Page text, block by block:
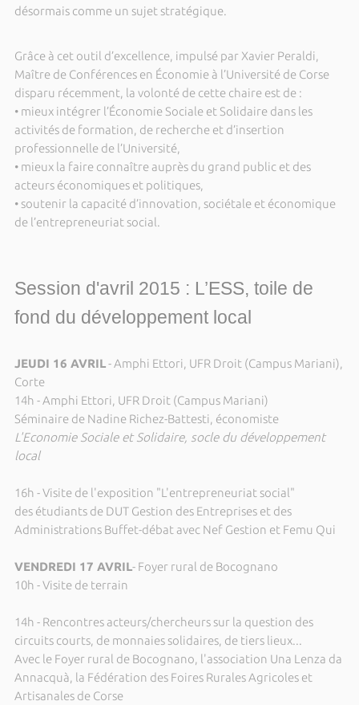
désormais comme un sujet stratégique.
Grâce à cet outil d’excellence, impulsé par Xavier Peraldi,
Maître de Conférences en Économie à l’Université de Corse
disparu récemment, la volonté de cette chaire est de :
• mieux intégrer l’Économie Sociale et Solidaire dans les
activités de formation, de recherche et d’insertion
professionnelle de l’Université,
• mieux la faire connaître auprès du grand public et des
acteurs économiques et politiques,
• soutenir la capacité d’innovation, sociétale et économique
de l’entrepreneuriat social.
Session d'avril 2015 : L’ESS, toile de
fond du développement local
JEUDI 16 AVRIL- Amphi Ettori, UFR Droit (Campus Mariani),
Corte
14h - Amphi Ettori, UFR Droit (Campus Mariani)
Séminaire de Nadine Richez-Battesti, économiste
L'Economie Sociale et Solidaire, socle du développement
local
16h - Visite de l'exposition "L'entrepreneuriat social"
des étudiants de DUT Gestion des Entreprises et des
Administrations Buffet-débat avec Nef Gestion et Femu Qui
VENDREDI 17 AVRIL- Foyer rural de Bocognano
10h - Visite de terrain
14h - Rencontres acteurs/chercheurs sur la question des
circuits courts, de monnaies solidaires, de tiers lieux...
Avec le Foyer rural de Bocognano, l'association Una Lenza da
Annacquà, la Fédération des Foires Rurales Agricoles et
Artisanales de Corse